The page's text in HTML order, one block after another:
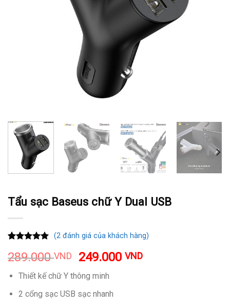
Tẩu sạc Baseus chữ Y Dual USB
dựa trên
(2 đánh giá của khách hàng)
289.000VND 249.000VND
Thiết kế chữ Y thông minh
2 cổng sạc USB sạc nhanh